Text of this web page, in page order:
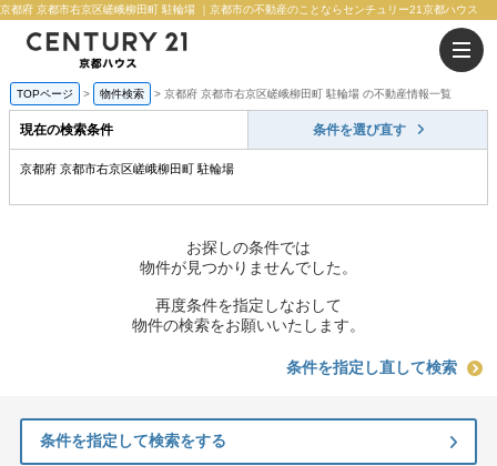
京都府 京都市右京区嵯峨柳田町 駐輪場 ｜京都市の不動産のことならセンチュリー21京都ハウス
TOPページ 物件検索 京都府 京都市右京区嵯峨柳田町 駐輪場 の不動産情報一覧
現在の検索条件 条件を選び直す
京都府 京都市右京区嵯峨柳田町 駐輪場
お探しの条件では
物件が見つかりませんでした。
再度条件を指定しなおして
物件の検索をお願いいたします。
条件を指定し直して検索
条件を指定して検索をする